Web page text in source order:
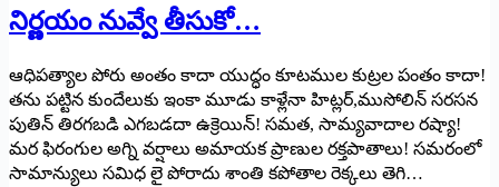
నిర్ణయం నువ్వే తీసుకో…
ఆధిపత్యాల పోరు అంతం కాదా యుద్ధం కూటముల కుట్రల పంతం కాదా!
తను పట్టిన కుందేలుకు ఇంకా మూడు కాళ్లేనా హిట్లర్‌,‌ముసోలిన్‌ ‌సరసన
పుతిన్‌ ‌తిరగబడి ఎగబడదా ఉక్రెయిన్‌! ‌సమత, సామ్యవాదాల రష్యా!
మర ఫిరంగుల అగ్ని వర్షాలు అమాయక ప్రాణుల రక్తపాతాలు! సమరంలో
సామాన్యులు సమిధ లై పోరాదు శాంతి కపోతాల రెక్కలు తెగి…